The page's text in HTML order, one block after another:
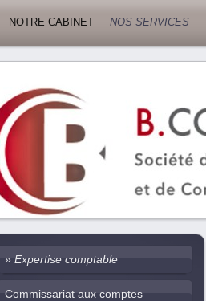
NOTRE CABINET NOS SERVICES
Expertise comptable
Commissariat aux comptes